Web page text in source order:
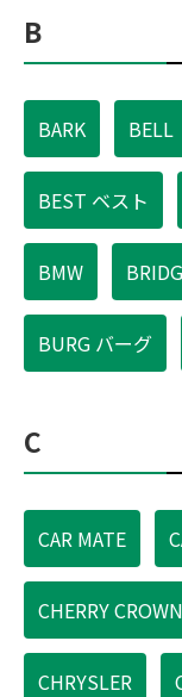
B
BARK BELL
BEST ベスト
BMW
BURG バーグ
C
CAR MATE
CHERRY CROWN
CHRYSLER